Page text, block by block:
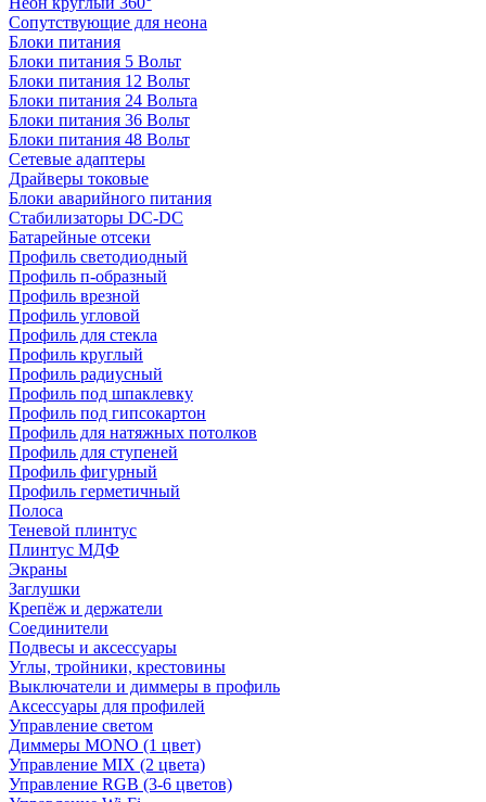
Сопутствующие для неона
Блоки питания
Блоки питания 5 Вольт
Блоки питания 12 Вольт
Блоки питания 24 Вольта
Блоки питания 36 Вольт
Блоки питания 48 Вольт
Сетевые адаптеры
Драйверы токовые
Блоки аварийного питания
Стабилизаторы DC-DC
Батарейные отсеки
Профиль светодиодный
Профиль п-образный
Профиль врезной
Профиль угловой
Профиль для стекла
Профиль круглый
Профиль радиусный
Профиль под шпаклевку
Профиль под гипсокартон
Профиль для натяжных потолков
Профиль для ступеней
Профиль фигурный
Профиль герметичный
Полоса
Теневой плинтус
Плинтус МДФ
Экраны
Заглушки
Крепёж и держатели
Соединители
Подвесы и аксессуары
Углы, тройники, крестовины
Выключатели и диммеры в профиль
Аксессуары для профилей
Управление светом
Диммеры MONO (1 цвет)
Управление MIX (2 цвета)
Управление RGB (3-6 цветов)